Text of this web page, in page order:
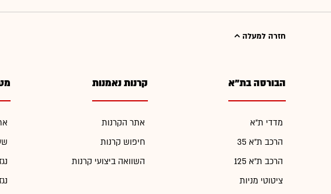
חזרה למעלה
הבורסה בת"א
מדדי ת"א
הרכב ת"א 35
הרכב ת"א 125
ציטוטי מניות
קרנות נאמנות
אתר הקרנות
חיפוש קרנות
השוואה ביצועי קרנות